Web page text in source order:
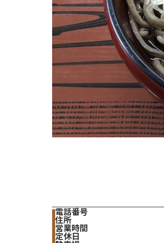
電話番号
住所
営業時間
定休日